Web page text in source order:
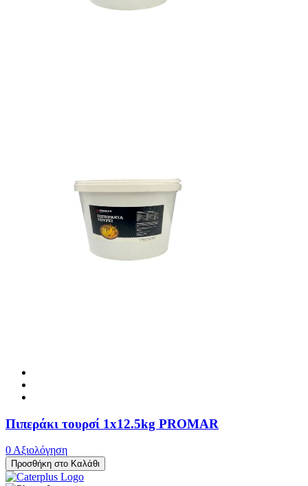
Πιπεράκι τουρσί 1x12.5kg PROMAR
0 Αξιολόγηση
Προσθήκη στο Καλάθι